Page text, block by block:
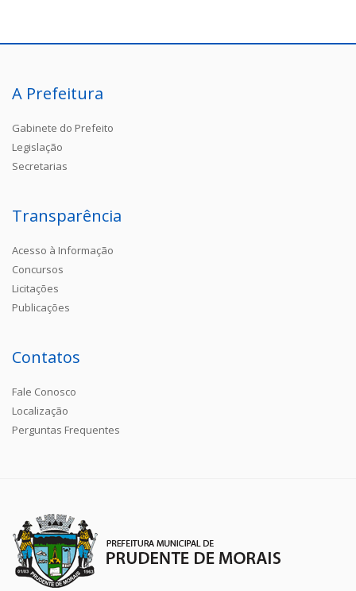
A Prefeitura
Gabinete do Prefeito
Legislação
Secretarias
Transparência
Acesso à Informação
Concursos
Licitações
Publicações
Contatos
Fale Conosco
Localização
Perguntas Frequentes